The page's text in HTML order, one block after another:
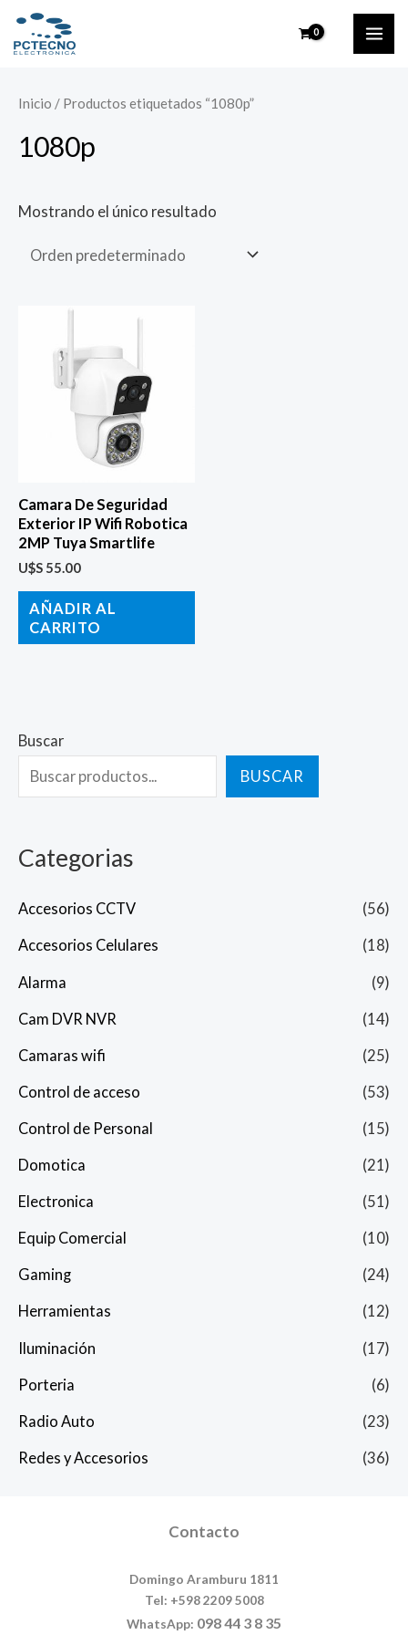
Buscar
BUSCAR
Categorias
Accesorios CCTV (56)
Accesorios Celulares (18)
Alarma (9)
Cam DVR NVR (14)
Camaras wifi (25)
Control de acceso (53)
Control de Personal (15)
Domotica (21)
Electronica (51)
Equip Comercial (10)
Gaming (24)
Herramientas (12)
Iluminación (17)
Porteria (6)
Radio Auto (23)
Redes y Accesorios (36)
Inicio / Productos etiquetados “1080p”
1080p
Mostrando el único resultado
Camara De Seguridad
Exterior IP Wifi Robotica
2MP Tuya Smartlife
U$S 55.00
AÑADIR AL
CARRITO
Contacto
Domingo Aramburu 1811
Tel: +598 2209 5008
WhatsApp: 098 44 3 8 35